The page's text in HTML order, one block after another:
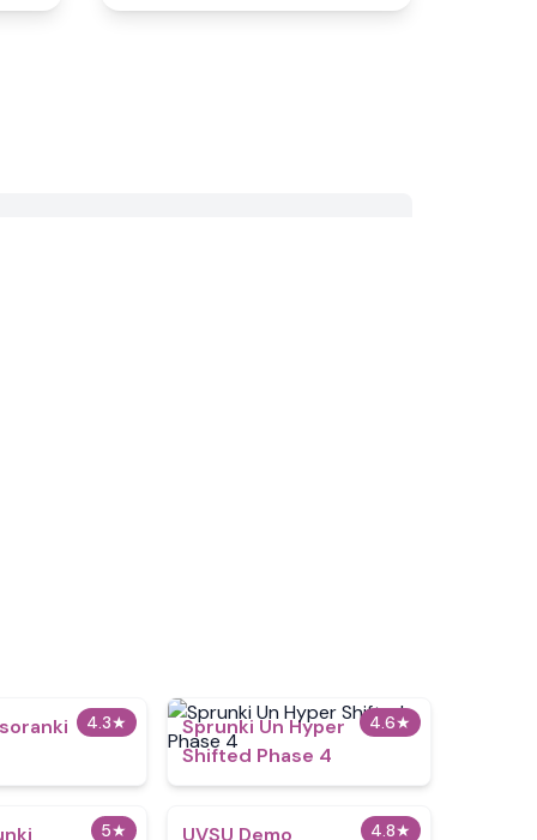
4.3★ 4.6★
Sprunki Un Hyper
Shifted Phase 4
5★ 4.8★
UVSU Demo